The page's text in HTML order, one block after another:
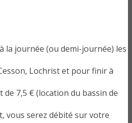
la journée (ou demi-journée) les
Lochrist et pour finir à
7,5 € (location du bassin de
vous serez débité sur votre